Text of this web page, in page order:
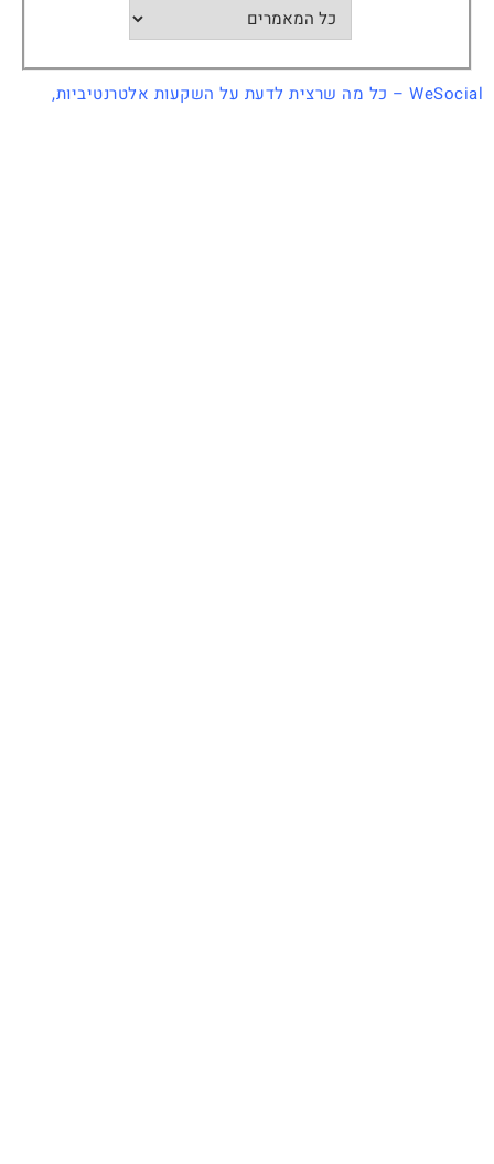
WeSocial – כל מה שרצית לדעת על השקעות אלטרנטיביות,